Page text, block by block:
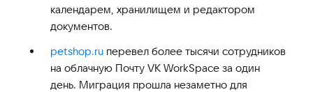
календарем, хранилищем и редактором
документов.
petshop.ru перевел более тысячи сотрудников
на облачную Почту VK WorkSpace за один
день. Миграция прошла незаметно для